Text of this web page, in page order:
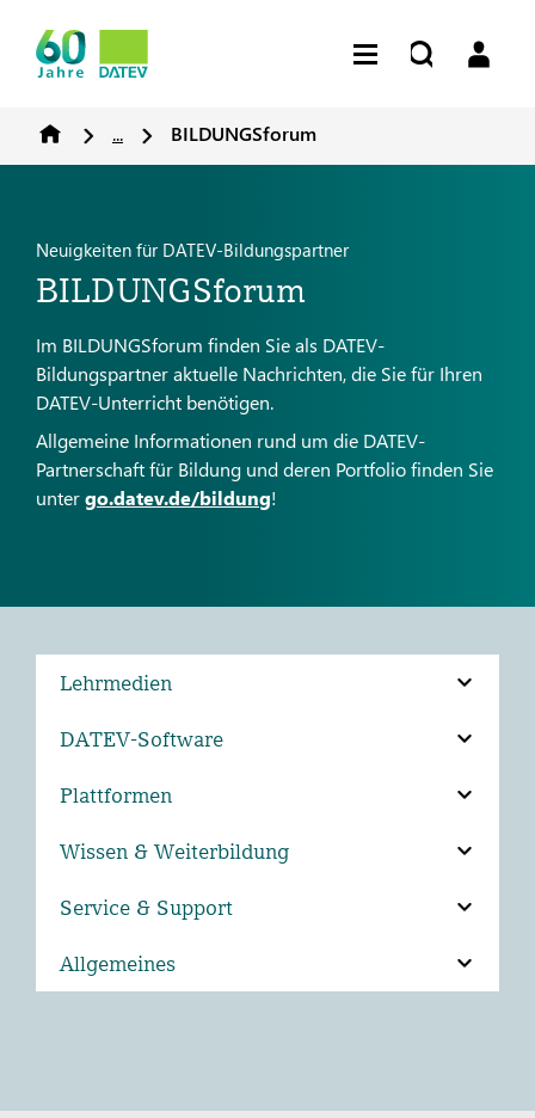
... BILDUNGSforum
Neuigkeiten für DATEV-Bildungspartner
BILDUNGSforum
Im BILDUNGSforum finden Sie als DATEV-
Bildungspartner aktuelle Nachrichten, die Sie für Ihren
DATEV-Unterricht benötigen.
Allgemeine Informationen rund um die DATEV-
Partnerschaft für Bildung und deren Portfolio finden Sie
untergo.datev.de/bildung!
Lehrmedien
DATEV-Software
Plattformen
Wissen & Weiterbildung
Service & Support
Allgemeines